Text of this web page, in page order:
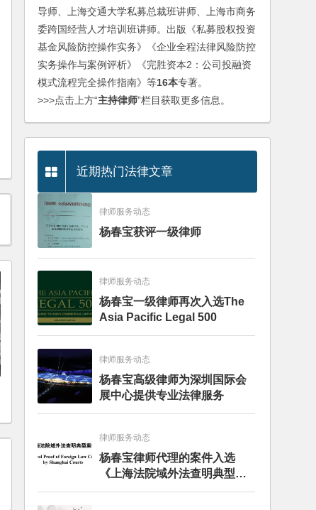
导师、上海交通大学私募总裁班讲师、上海市商务
委跨国经营人才培训班讲师。出版《私募股权投资
基金风险防控操作实务》《企业全程法律风险防控
实务操作与案例评析》《完胜资本2：公司投融资
模式流程完全操作指南》等16本专著。
>>>点击上方“主持律师”栏目获取更多信息。
近期热门法律文章
律师服务动态
杨春宝获评一级律师
律师服务动态
杨春宝一级律师再次入选The
Asia Pacific Legal 500
律师服务动态
杨春宝高级律师为深圳国际会
展中心提供专业法律服务
律师服务动态
杨春宝律师代理的案件入选
《上海法院域外法查明典型案
例》